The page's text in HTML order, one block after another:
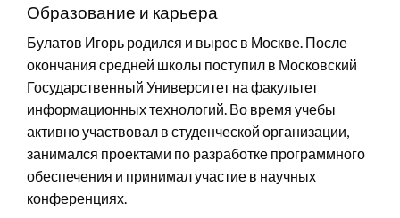
Образование и карьера
Булатов Игорь родился и вырос в Москве. После
окончания средней школы поступил в Московский
Государственный Университет на факультет
информационных технологий. Во время учебы
активно участвовал в студенческой организации,
занимался проектами по разработке программного
обеспечения и принимал участие в научных
конференциях.